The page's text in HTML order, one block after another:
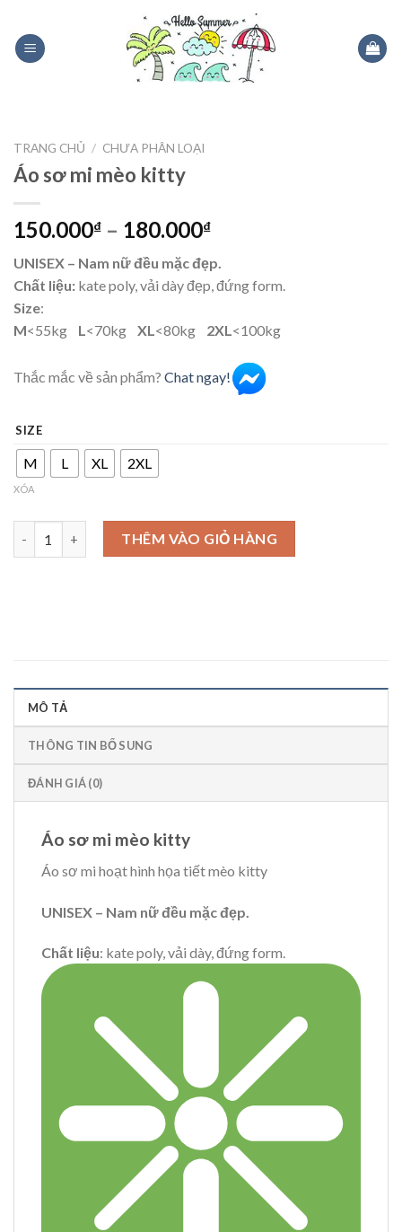
content
TRANG CHỦ / CHƯA PHÂN LOẠI
Áo sơ mi mèo kitty
150.000₫ – 180.000₫
UNISEX – Nam nữ đều mặc đẹp.
Chất liệu: kate poly, vải dày đẹp, đứng form.
Size:
M<55kg L <70kg XL <80kg 2XL <100kg
Thắc mắc về sản phẩm? Chat ngay!
SIZE
M L XL 2XL
XÓA
Áo sơ mi mèo kitty số lượngTHÊM VÀO GIỎ HÀNG
MÔ TẢ
THÔNG TIN BỔ SUNG
ĐÁNH GIÁ (0)
Áo sơ mi mèo kitty
Áo sơ mi hoạt hình họa tiết mèo kitty
UNISEX – Nam nữ đều mặc đẹp.
Chất liệu: kate poly, vải dày, đứng form.